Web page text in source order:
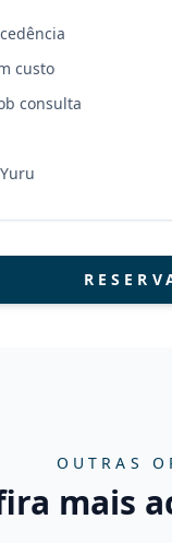
custo
consulta
OUTRAS
mais